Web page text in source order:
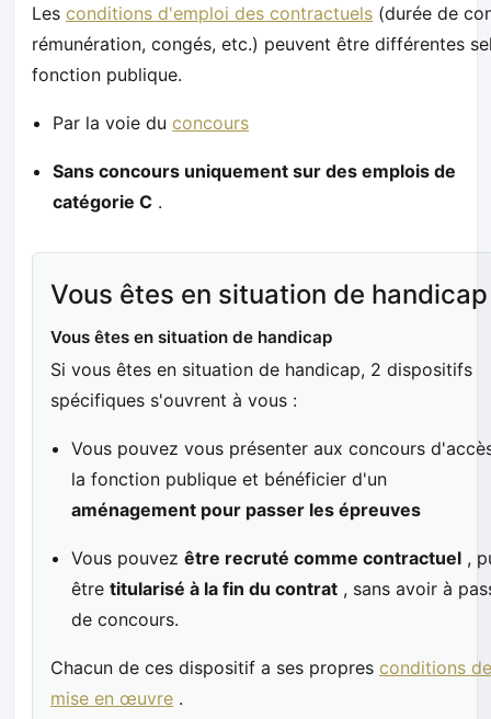
Les conditions d'emploi des contractuels (durée de
rémunération, congés, etc.) peuvent être différentes
fonction publique.
Par la voie duconcours
Sans concours uniquement sur des emplois de
catégorie C .
Vous êtes en situation de handicap
Vous êtes en situation de handicap
Si vous êtes en situation de handicap, 2 dispositifs
spécifiques s'ouvrent à vous :
Vous pouvez vous présenter aux concours
la fonction publique et bénéficier d'un
aménagement pour passer les épreuves
Vous pouvezêtre recruté comme contractuel ,
êtretitularisé à la fin du contrat , sans avoir à
de concours.
Chacun de ces dispositif a ses propres conditions de
mise en œuvre .